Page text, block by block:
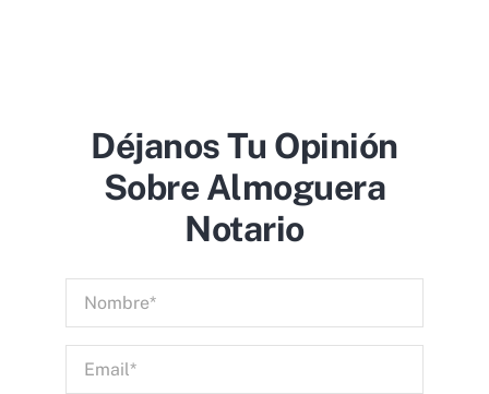
Déjanos Tu Opinión
Sobre Almoguera
Notario